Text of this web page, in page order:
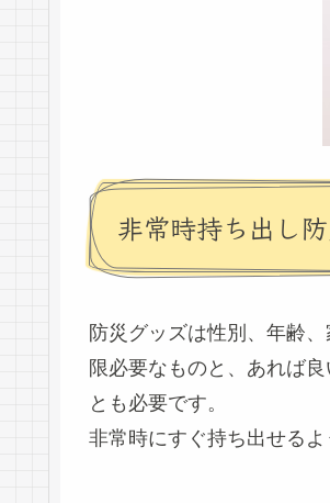
非常時持ち出し
防災グッズは性別、年齢
限必要なものと、あれば
とも必要です。
非常時にすぐ持ち出せる